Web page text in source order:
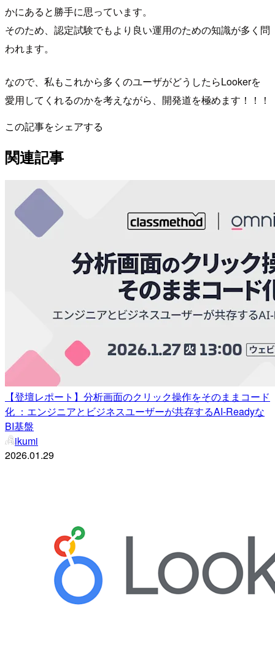
かにあると勝手に思っています。
そのため、認定試験でもより良い運用のための知識が多く問
われます。
なので、私もこれから多くのユーザがどうしたらLookerを
愛用してくれるのかを考えながら、開発道を極めます！！！
この記事をシェアする
関連記事
【登壇レポート】分析画面のクリック操作をそのままコード
化 ：エンジニアとビジネスユーザーが共存するAI-Readyな
BI基盤
ikumi
2026.01.29